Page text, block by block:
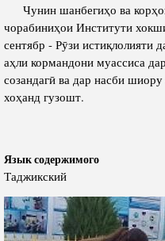
Чунин шанбегиҳо ва
чорабиниҳои Институти
сентябр - Рӯзи истиқлолияти
аҳли кормандони муассиса
созандагӣ ва дар насби
хоҳанд гузошт.
Язык содержимого
Таджикский